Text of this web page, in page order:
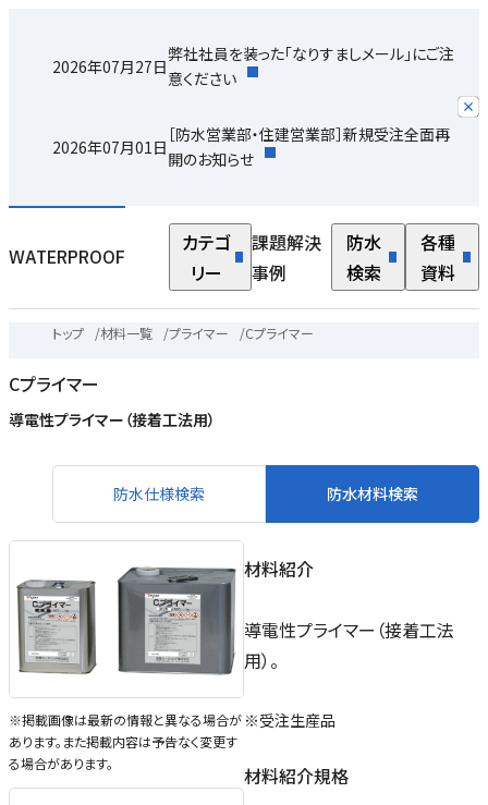
2026年07月27日
弊社社員を装った「なりすましメール」にご注
意ください
2026年07月01日
［防水営業部・住建営業部］新規受注全面再
開のお知らせ
WATERPROOF
カテゴ
リー
課題解決
事例
防水
検索
各種
資料
トップ /材料一覧 /プライマー /Cプライマー
Cプライマー
導電性プライマー（接着工法用）
防水仕様検索 防水材料検索
※掲載画像は最新の情報と異なる場合が
あります。また掲載内容は予告なく変更す
る場合があります。
材料紹介
導電性プライマー（接着工法
用）。
※受注生産品
材料紹介規格